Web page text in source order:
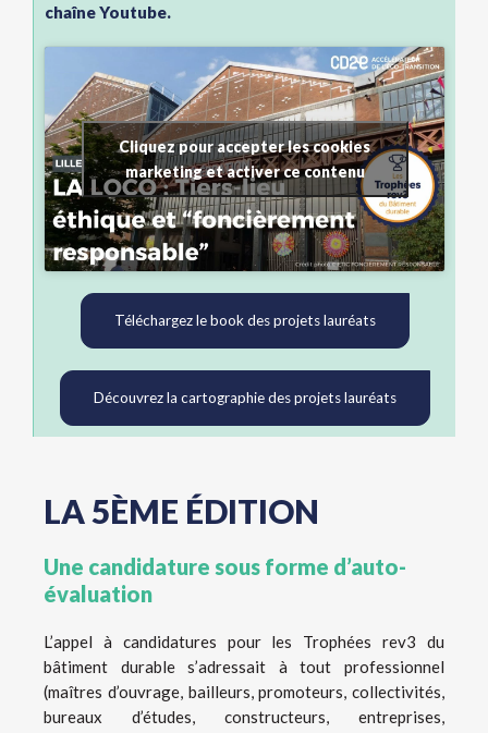
chaîne Youtube.
Cliquez pour accepter les cookies
marketing et activer ce contenu
Téléchargez le book des projets lauréats
Découvrez la cartographie des projets lauréats
LA 5ÈME ÉDITION
Une candidature sous forme d’auto-
évaluation
L’appel à candidatures pour les Trophées rev3 du
bâtiment durable s’adressait à tout professionnel
(maîtres d’ouvrage, bailleurs, promoteurs, collectivités,
bureaux d’études, constructeurs, entreprises,